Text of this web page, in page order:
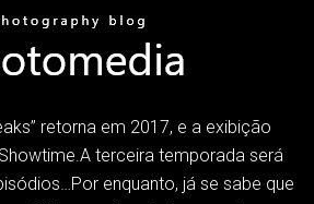
retorna em 2017, e a exibição
terceira temporada será
enquanto, já se sabe que